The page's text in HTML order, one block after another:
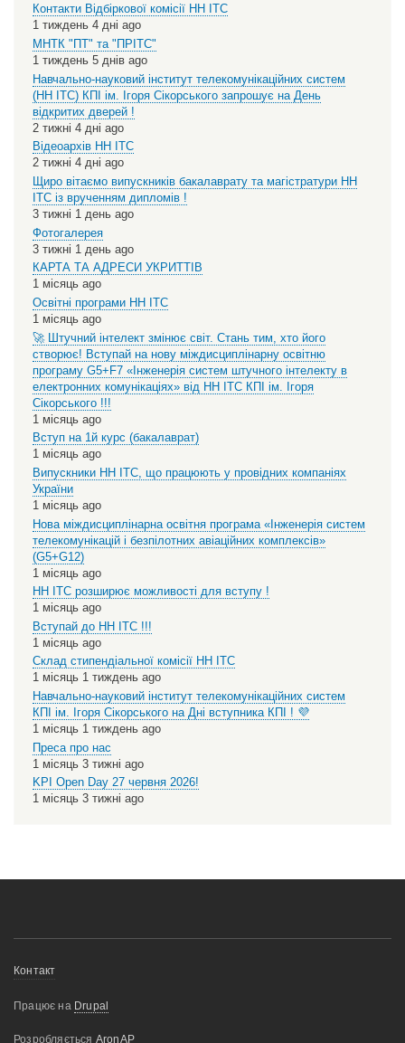
Контакти Відбіркової комісії НН ІТС
1 тиждень 4 дні ago
МНТК "ПТ" та "ПРІТС"
1 тиждень 5 днів ago
Навчально-науковий інститут телекомунікаційних систем
(НН ІТС) КПІ ім. Ігоря Сікорського запрошує на День
відкритих дверей !
2 тижні 4 дні ago
Відеоархів НН ІТС
2 тижні 4 дні ago
Щиро вітаємо випускників бакалаврату та магістратури НН
ІТС із врученням дипломів !
3 тижні 1 день ago
Фотогалерея
3 тижні 1 день ago
КАРТА ТА АДРЕСИ УКРИТТІВ
1 місяць ago
Освітні програми НН ІТС
1 місяць ago
🚀 Штучний інтелект змінює світ. Стань тим, хто його
створює! Вступай на нову міждисциплінарну освітню
програму G5+F7 «Інженерія систем штучного інтелекту в
електронних комунікаціях» від НН ІТС КПІ ім. Ігоря
Сікорського !!!
1 місяць ago
Вступ на 1й курс (бакалаврат)
1 місяць ago
Випускники НН ІТС, що працюють у провідних компаніях
України
1 місяць ago
Нова міждисциплінарна освітня програма «Інженерія систем
телекомунікацій і безпілотних авіаційних комплексів»
(G5+G12)
1 місяць ago
НН ІТС розширює можливості для вступу !
1 місяць ago
Вступай до НН ІТС !!!
1 місяць ago
Склад стипендіальної комісії НН ІТС
1 місяць 1 тиждень ago
Навчально-науковий інститут телекомунікаційних систем
КПІ ім. Ігоря Сікорського на Дні вступника КПІ ! 💜
1 місяць 1 тиждень ago
Преса про нас
1 місяць 3 тижні ago
KPI Open Day 27 червня 2026!
1 місяць 3 тижні ago
Меню
колонтитулу
Контакт
Працює на Drupal
Розробляється AronAP